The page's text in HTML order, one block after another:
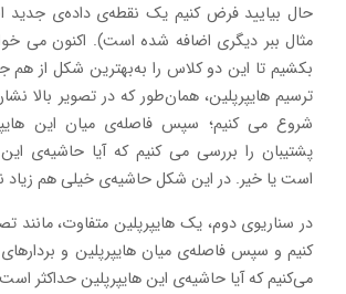
حال بیایید فرض کنیم یک نقطه‌ی داده‌ی جدید
مثال ببر دیگری اضافه شده است). اکنون می
بکشیم تا این دو کلاس را به‌بهترین شکل از هم جدا
ترسیم هایپرپلین، همان‌طور که در تصویر بالا
شروع می کنیم؛ سپس فاصله‌ی میان این
پشتیبان را بررسی می کنیم که آیا حاشیه‌ی این
است یا خیر. در این شکل حاشیه‌ی خیلی هم
در سناریوی دوم، یک هایپرپلین متفاوت، مانند
‌کنیم و سپس فاصله‌ی میان هایپرپلین و
می‌کنیم که آیا حاشیه‌ی این هایپرپلین حداکثر